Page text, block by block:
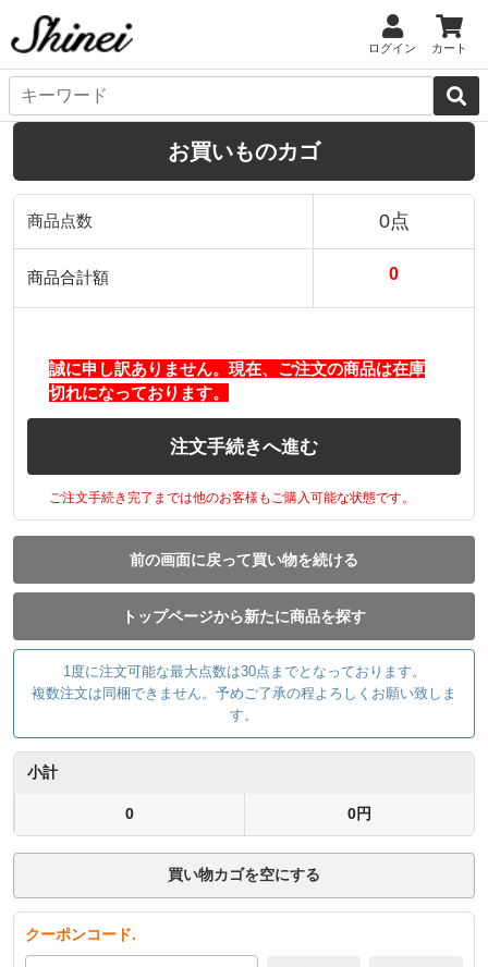
ログイン カート
お買いものカゴ
商品点数 0点
商品合計額 0
誠に申し訳ありません。現在、ご注文の商品は在庫
切れになっております。
注文手続きへ進む
ご注文手続き完了までは他のお客様もご購入可能な状態です。
前の画面に戻って買い物を続ける
トップページから新たに商品を探す
1度に注文可能な最大点数は30点までとなっております。
複数注文は同梱できません。予めご了承の程よろしくお願い致しま
す。
小計
0 0円
買い物カゴを空にする
クーポンコード.